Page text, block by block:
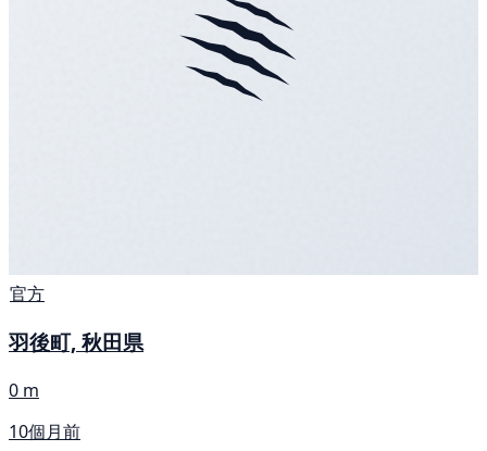
官方
羽後町, 秋田県
0 m
10個月前